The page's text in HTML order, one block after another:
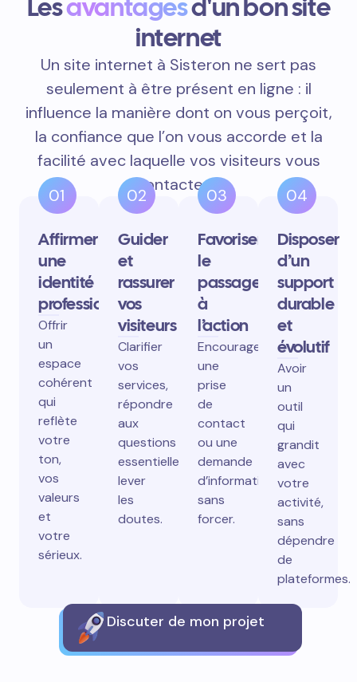
Lesavantagesd'un bon site
internet
Un site internet à Sisteron ne sert pas
seulement à être présent en ligne : il
influence la manière dont on vous perçoit,
la confiance que l’on vous accorde et la
facilité avec laquelle vos visiteurs vous
contactent.
01
Affirmer
une
identité
professionnelle
Offrir
un
espace
cohérent
qui
reflète
votre
ton,
vos
valeurs
et
votre
sérieux.
02
Guider
et
rassurer
vos
visiteurs
Clarifier
vos
services,
répondre
aux
questions
essentielles,
lever
les
doutes.
03
Favoriser
le
passage
à
l’action
Encourager
une
prise
de
contact
ou une
demande
d’information
sans
forcer.
04
Disposer
d’un
support
durable
et
évolutif
Avoir
un
outil
qui
grandit
avec
votre
activité,
sans
dépendre
de
plateformes.
Discuter de mon projet